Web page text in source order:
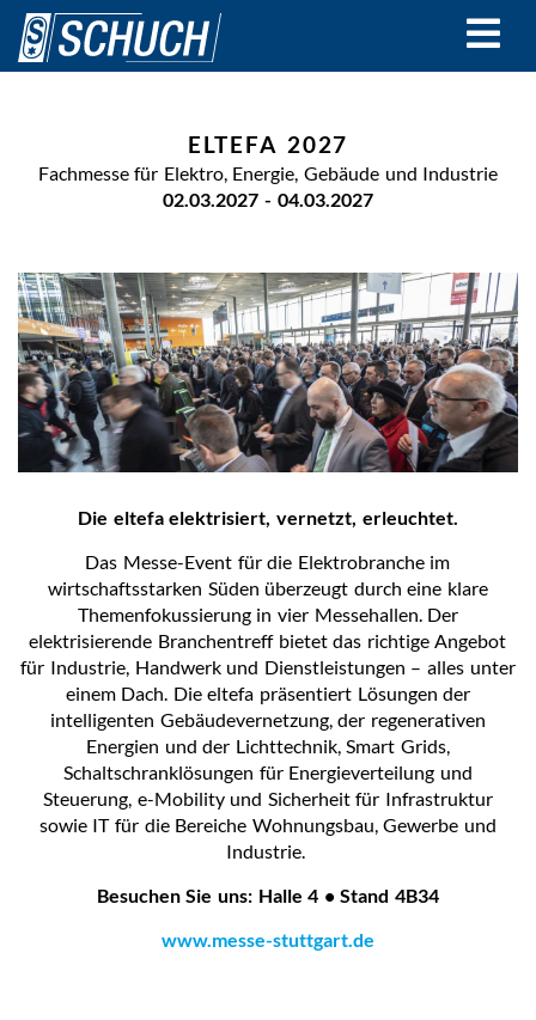
Direkt
zum
Inhalt
ELTEFA 2027
Fachmesse für Elektro, Energie, Gebäude und Industrie
02.03.2027 - 04.03.2027
Die eltefa elektrisiert, vernetzt, erleuchtet.
Das Messe-Event für die Elektrobranche im
wirtschaftsstarken Süden überzeugt durch eine klare
Themenfokussierung in vier Messehallen. Der
elektrisierende Branchentreff bietet das richtige Angebot
für Industrie, Handwerk und Dienstleistungen – alles unter
einem Dach. Die eltefa präsentiert Lösungen der
intelligenten Gebäudevernetzung, der regenerativen
Energien und der Lichttechnik, Smart Grids,
Schaltschranklösungen für Energieverteilung und
Steuerung, e-Mobility und Sicherheit für Infrastruktur
sowie IT für die Bereiche Wohnungsbau, Gewerbe und
Industrie.
Besuchen Sie uns: Halle 4 • Stand 4B34
www.messe-stuttgart.de